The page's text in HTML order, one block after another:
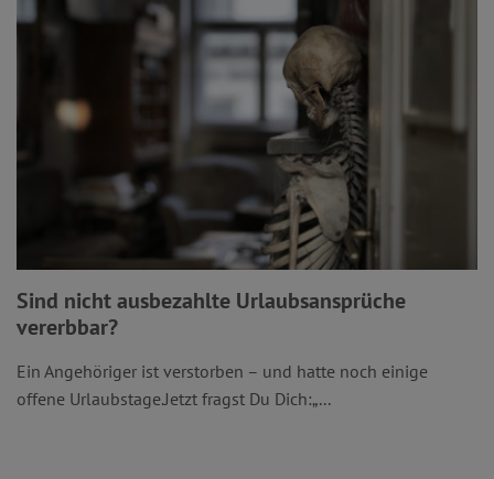
Sind nicht ausbezahlte Urlaubsansprüche
vererbbar?
Ein Angehöriger ist verstorben – und hatte noch einige
offene Urlaubstage.Jetzt fragst Du Dich:„...